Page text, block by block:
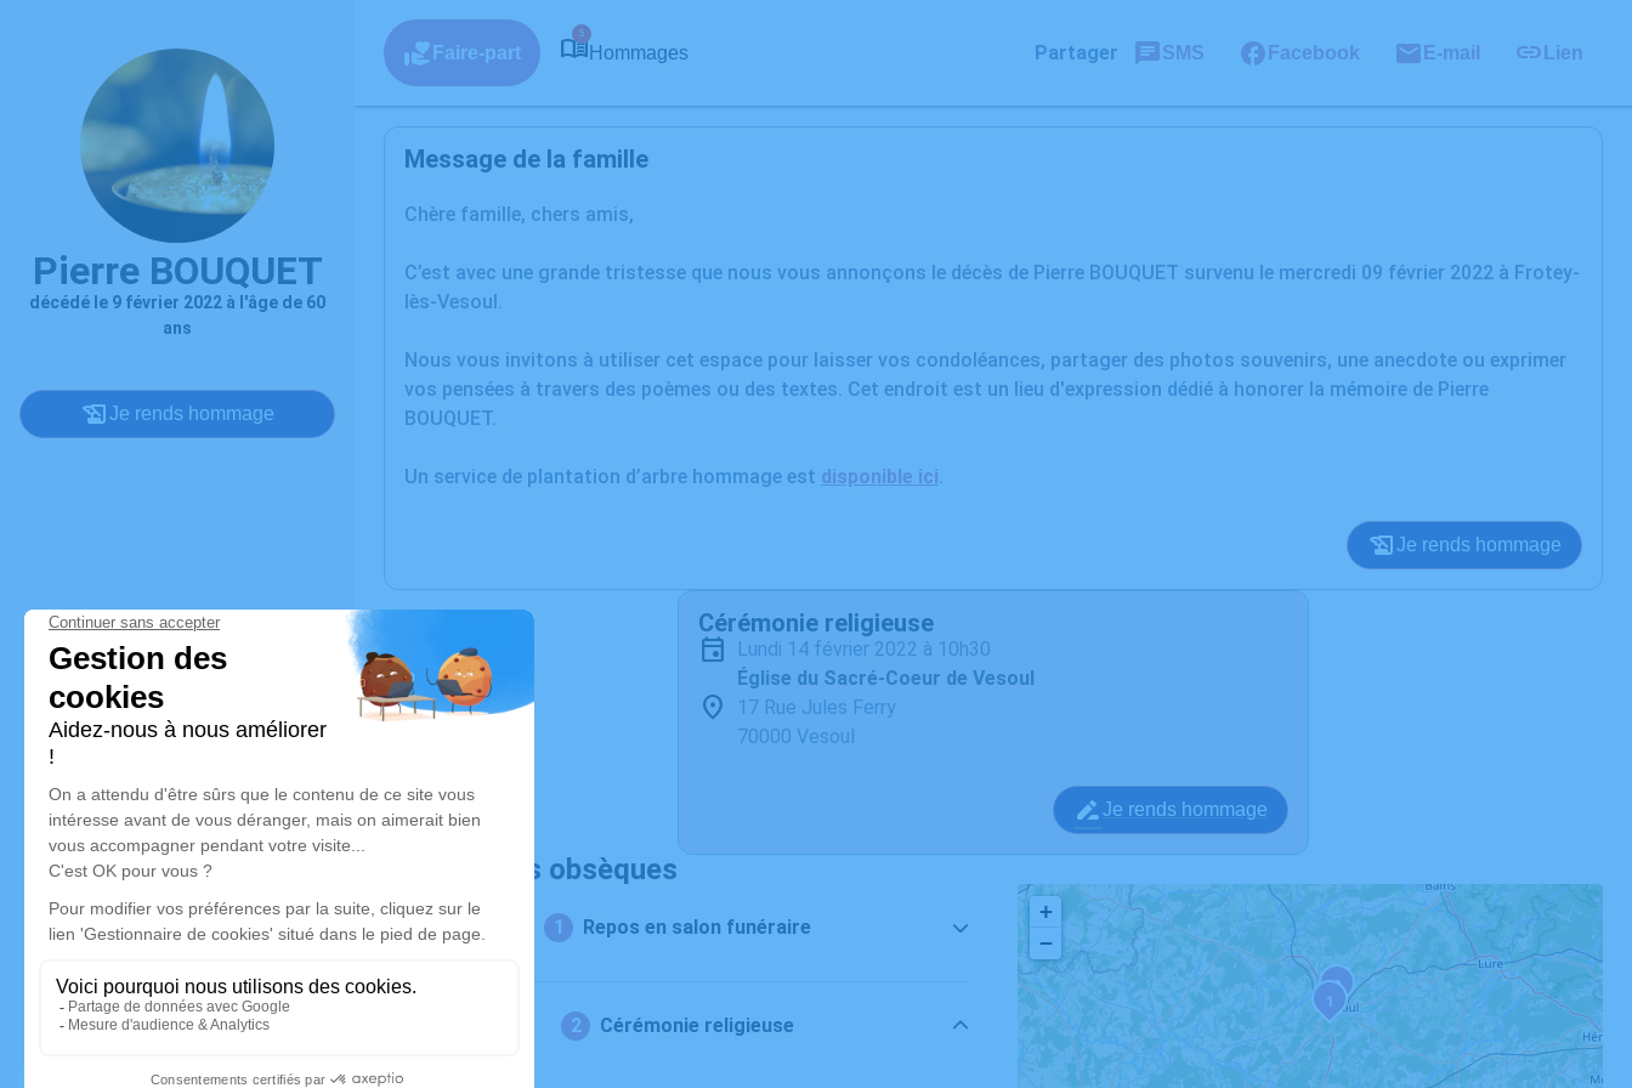
Pierre BOUQUET
décédé le 9 février 2022 à l'âge de 60
ans
Je rends hommage
Faire-part
5
Hommages Partager SMS Facebook E-mail Lien
Message de la famille
Chère famille, chers amis,
C’est avec une grande tristesse que nous vous annonçons le décès de Pierre BOUQUET survenu le mercredi 09 février 2022 à Frotey-
lès-Vesoul.
Nous vous invitons à utiliser cet espace pour laisser vos condoléances, partager des photos souvenirs, une anecdote ou exprimer
vos pensées à travers des poèmes ou des textes. Cet endroit est un lieu d'expression dédié à honorer la mémoire de Pierre
BOUQUET.
Un service de plantation d’arbre hommage est disponible ici.
Je rends hommage
Cérémonie religieuse
lundi 14 février 2022 à 10h30
Église du Sacré-Coeur de Vesoul
17 Rue Jules Ferry
70000 Vesoul
Je rends hommage
Déroulé des obsèques
Repos en salon funéraire
Cérémonie religieuse
1
2
+
−